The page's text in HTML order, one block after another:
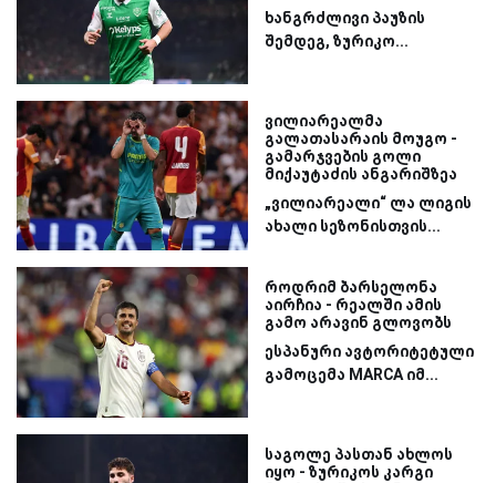
ხანგრძლივი პაუზის
შემდეგ, ზურიკო...
ვილიარეალმა
გალათასარაის მოუგო -
გამარჯვების გოლი
მიქაუტაძის ანგარიშზეა
„ვილიარეალი“ ლა ლიგის
ახალი სეზონისთვის...
როდრიმ ბარსელონა
აირჩია - რეალში ამის
გამო არავინ გლოვობს
ესპანური ავტორიტეტული
გამოცემა MARCA იმ...
საგოლე პასთან ახლოს
იყო - ზურიკოს კარგი